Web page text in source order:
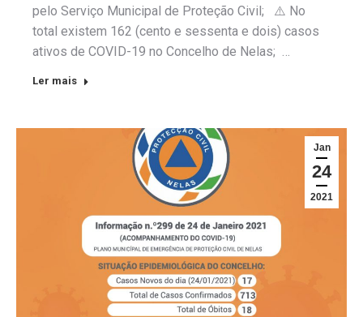
pelo Serviço Municipal de Proteção Civil; ⚠️ No
total existem 162 (cento e sessenta e dois) casos
ativos de COVID-19 no Concelho de Nelas; …
Ler mais
Jan
24
2021